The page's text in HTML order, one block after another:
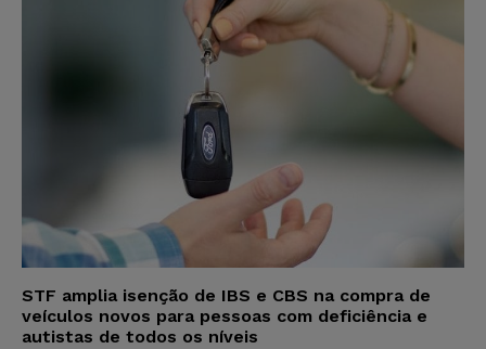
STF amplia isenção de IBS e CBS na compra de
veículos novos para pessoas com deficiência e
autistas de todos os níveis